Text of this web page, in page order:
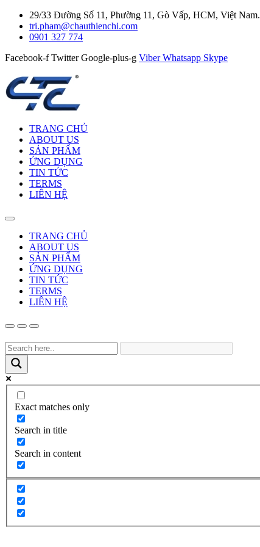
29/33 Đường Số 11, Phường 11, Gò Vấp, HCM, Việt Nam.
tri.pham@chauthienchi.com
0901 327 774
Facebook-f Twitter Google-plus-g Viber Whatsapp Skype
TRANG CHỦ
ABOUT US
SẢN PHẨM
ỨNG DỤNG
TIN TỨC
TERMS
LIÊN HỆ
TRANG CHỦ
ABOUT US
SẢN PHẨM
ỨNG DỤNG
TIN TỨC
TERMS
LIÊN HỆ
Exact matches only
Search in title
Search in content